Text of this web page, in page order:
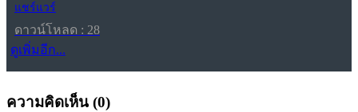
แชร์แวร์
ดาวน์โหลด : 28
ดูเพิ่มอีก...
ความคิดเห็น (0)